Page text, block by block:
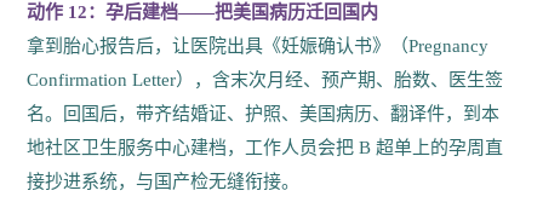
动作 12：孕后建档——把美国病历迁回国内
拿到胎心报告后，让医院出具《妊娠确认书》（Pregnancy
Confirmation Letter），含末次月经、预产期、胎数、医生签
名。回国后，带齐结婚证、护照、美国病历、翻译件，到本
地社区卫生服务中心建档，工作人员会把 B 超单上的孕周直
接抄进系统，与国产检无缝衔接。